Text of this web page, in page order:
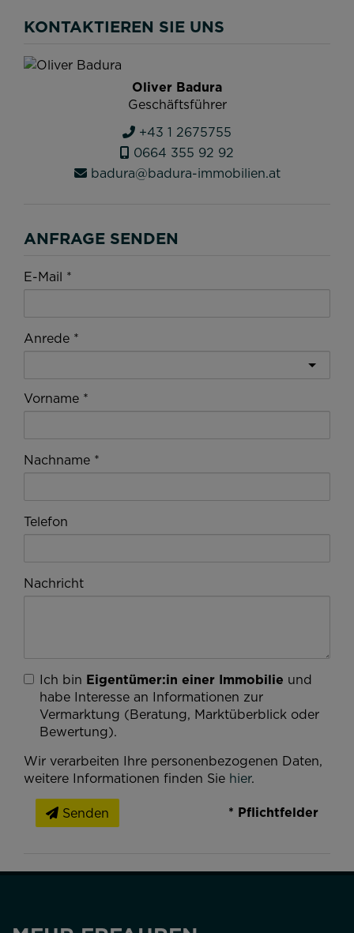
KONTAKTIEREN SIE UNS
Oliver Badura
Geschäftsführer
+43 1 2675755
0664 355 92 92
badura@badura-immobilien.at
ANFRAGE SENDEN
E-Mail
Anrede
Vorname
Nachname
Telefon
Nachricht
Ich bin Eigentümer:in einer Immobilie und
habe Interesse an Informationen zur
Vermarktung (Beratung, Marktüberblick oder
Bewertung).
Wir verarbeiten Ihre personenbezogenen Daten,
weitere Informationen finden Sie hier.
Senden
* Pflichtfelder